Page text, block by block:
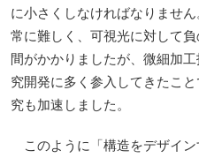
に小さくしなければなりませ
常に難しく、可視光に対して
間がかかりましたが、微細加
究開発に多く参入してきたこ
究も加速しました。
このように「構造をデザイン